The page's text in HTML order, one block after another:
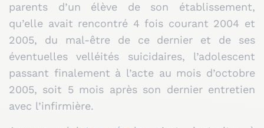
parents d’un élève de son établissement,
qu’elle avait rencontré 4 fois courant 2004 et
2005, du mal-être de ce dernier et de ses
éventuelles velléités suicidaires, l’adolescent
passant finalement à l’acte au mois d’octobre
2005, soit 5 mois après son dernier entretien
avec l’infirmière.